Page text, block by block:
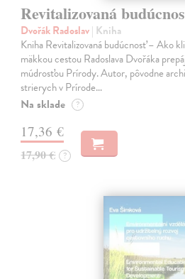
Revitalizovaná
Dvořák Radoslav| Kniha
Kniha Revitalizovaná budúcnosť – Ako
mäkkou cestou Radoslava Dvořáka
múdrosťou Prírody. Autor, pôvodne
strierych v Prírode…
Na sklade ?
17,36 €
17,90 € ?